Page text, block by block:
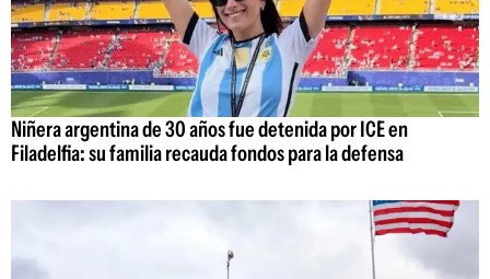
Niñera argentina de 30 años fue detenida por ICE en
Filadelfia: su familia recauda fondos para la defensa